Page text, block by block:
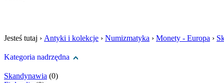
Jesteś tutaj › Antyki i kolekcje › Numizmatyka › Monety - Europa ›
Kategoria nadrzędna
Skandynawia (0)